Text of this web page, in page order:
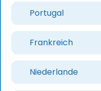
Portugal
Frankreich
Niederlande